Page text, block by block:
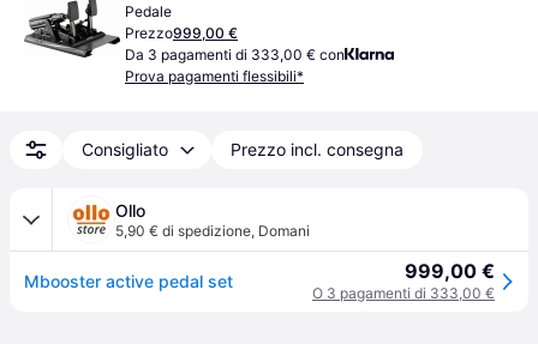
Pedale
Prezzo999,00 €
Da 3 pagamenti di 333,00 € con
Prova pagamenti flessibili*
Consigliato Prezzo incl. consegna
Ollo
5,90 € di spedizione, Domani
Mbooster active pedal set 999,00 €
O 3 pagamenti di 333,00 €